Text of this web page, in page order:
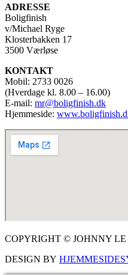
ADRESSE
Boligfinish
v/Michael Ryge
Klosterbakken 17
3500 Værløse
KONTAKT
Mobil: 2733 0026
(Hverdage kl. 8.00 – 16.00)
E-mail: mr@boligfinish.dk
Hjemmeside:
COPYRIGHT © JOHNNY LE
DESIGN BY